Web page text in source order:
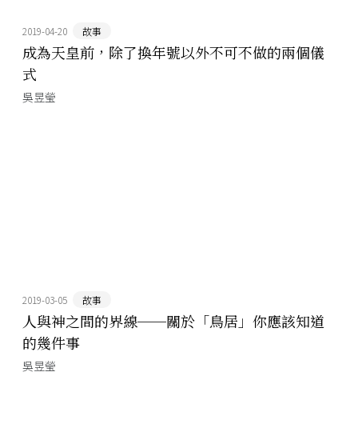
2019-04-20 故事
成為天皇前，除了換年號以外不可不做的兩個儀
式
吳昱瑩
2019-03-05 故事
人與神之間的界線──關於「鳥居」你應該知道
的幾件事
吳昱瑩